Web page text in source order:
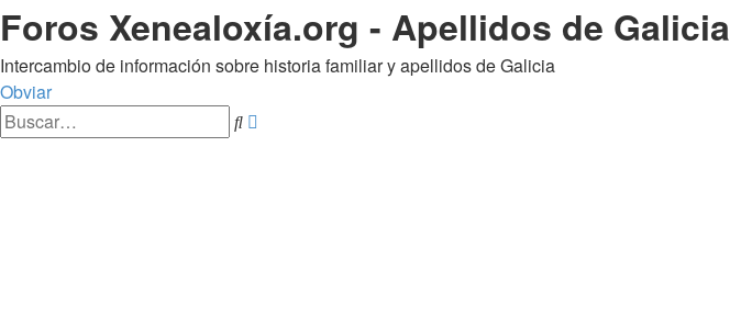
Foros Xenealoxía.org - Apellidos de Galicia
Intercambio de información sobre historia familiar y apellidos de Galicia
Obviar
Buscar